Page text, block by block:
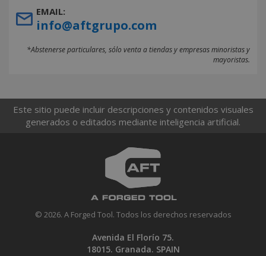
EMAIL:
info@aftgrupo.com
*Abstenerse particulares, sólo venta a tiendas y empresas minoristas y
mayoristas.
Este sitio puede incluir descripciones y contenidos visuales
generados o editados mediante inteligencia artificial.
© 2026. A Forged Tool. Todos los derechos reservados
Avenida El Florío 75.
18015. Granada. SPAIN